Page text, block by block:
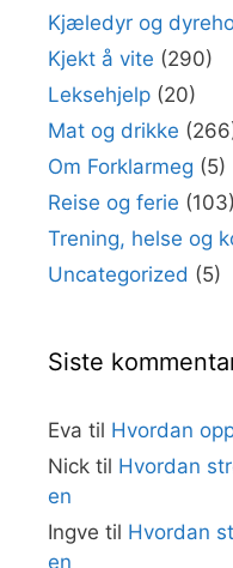
Kjæledyr og
Kjekt å vite (290)
Leksehjelp (20)
Mat og drikke
Om Forklarmeg (5)
Reise og ferie (103)
Trening, helse og
Uncategorized (5)
Siste
Eva til Hvordan
Nick til Hvordan
en
Ingve til Hvordan
en